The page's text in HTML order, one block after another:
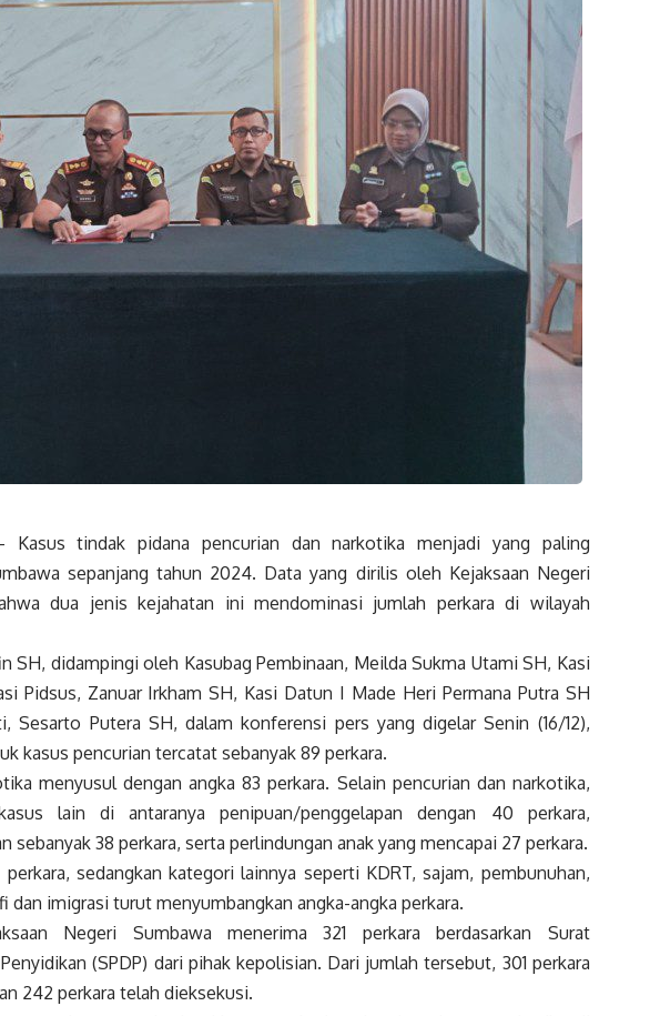
Kasus tindak pidana pencurian dan narkotika menjadi yang paling
sepanjang tahun 2024. Data yang dirilis oleh Kejaksaan Negeri
dua jenis kejahatan ini mendominasi jumlah perkara di wilayah
SH, didampingi oleh Kasubag Pembinaan, Meilda Sukma Utami SH, Kasi
Pidsus, Zanuar Irkham SH, Kasi Datun I Made Heri Permana Putra SH
Sesarto Putera SH, dalam konferensi pers yang digelar Senin (16/12),
kasus pencurian tercatat sebanyak 89 perkara.
menyusul dengan angka 83 perkara. Selain pencurian dan narkotika,
lain di antaranya penipuan/penggelapan dengan 40 perkara,
sebanyak 38 perkara, serta perlindungan anak yang mencapai 27 perkara.
sedangkan kategori lainnya seperti KDRT, sajam, pembunuhan,
dan imigrasi turut menyumbangkan angka-angka perkara.
Negeri Sumbawa menerima 321 perkara berdasarkan Surat
(SPDP) dari pihak kepolisian. Dari jumlah tersebut, 301 perkara
242 perkara telah dieksekusi.